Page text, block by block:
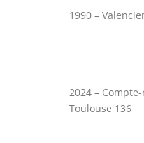
1990 –
2024 –
Toulouse 136